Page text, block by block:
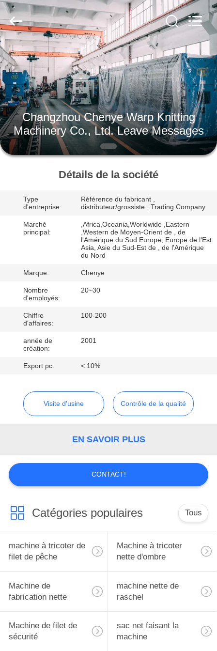
ACCUEIL
PRODUITS
A
PROPOS
DE
NOUS
L'USINE
QUALITÉ
CONTACTER
UNE
CITATION
SITE
POLITIQUE
DE
CONFIDENTIALITÉ
Chenye
Warp
Knitting
Machinery
Co.,
Ltd.
Leave
Messages.
All
Rights
Reserved.
Changzhou Chenye Warp Knitting
Machinery Co., Ltd. Leave Messages
Détails de la société
Type
d'entreprise:
Référence du fabricant ,
distributeur/grossiste , Trading Company
Marché
principal:
,Africa,Oceania,Worldwide ,Eastern
,Western de Moyen-Orient de , de
l'Amérique du Sud Europe, Europe de l'Est
Asia, Asie du Sud-Est de , de l'Amérique
du Nord
Marque: Chenye
Nombre
d'employés:
20~30
Chiffre
d'affaires:
100-200
année de
création:
2001
Export pc: < 10%
Visite d'usine Contrôle de la qualité
EN SAVOIR PLUS
CONTACT!
Catégories populaires Tous
machine à tricoter de
filet de pêche
Machine à tricoter
nette d'ombre
Machine de
fabrication nette
machine nette de
raschel
Machine de filet de
sécurité
sac net faisant la
machine